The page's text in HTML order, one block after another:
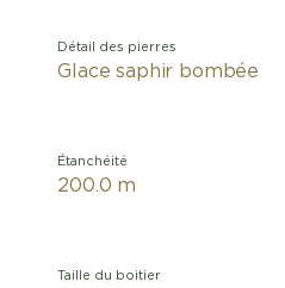
Détail des pierres
Glace saphir bombée
Étanchéité
200.0 m
Taille du boitier